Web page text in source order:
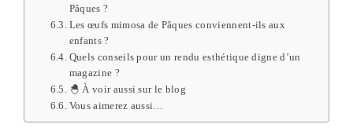
Pâques ?
Les œufs mimosa de Pâques conviennent-ils aux
enfants ?
Quels conseils pour un rendu esthétique digne d’un
magazine ?
🐣 À voir aussi sur le blog
Vous aimerez aussi…